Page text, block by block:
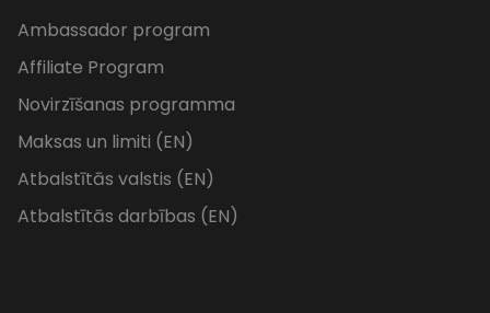
Ambassador program
Affiliate Program
Novirzīšanas programma
Maksas un limiti (EN)
Atbalstītās valstis (EN)
Atbalstītās darbības (EN)